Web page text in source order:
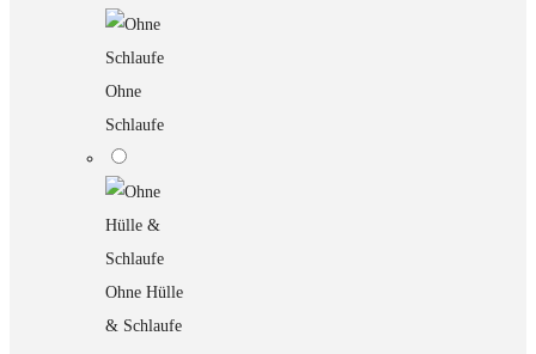
Ohne
Schlaufe
Ohne Hülle
& Schlaufe